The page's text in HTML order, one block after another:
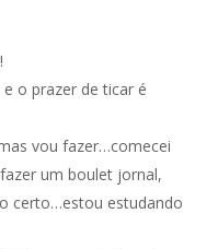
o prazer de ticar é
vou fazer…comecei
um boulet jornal,
certo…estou estudando